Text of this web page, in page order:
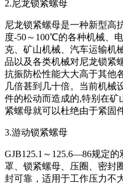
2.尼龙锁紧螺母
尼龙锁紧螺母是一种新型高
度-50～100℃的各种机械、
克、矿山机械、汽车运输机
品以及各类机械对尼龙锁紧
抗振防松性能大大高于其他
几倍甚到几十倍。当前机械
件的松动而造成的,特别在矿
紧螺母就可以杜绝由于紧固
3.游动锁紧螺母
GJB125.1～125.6—86规定
罩、锁紧螺母、压圈、密封
封可靠，适用于工作压力不